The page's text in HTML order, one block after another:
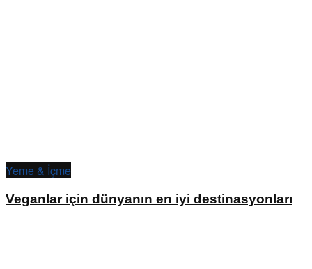
Yeme & İçme
Veganlar için dünyanın en iyi destinasyonları